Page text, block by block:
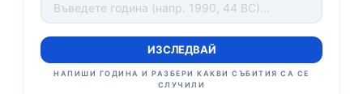
ИЗСЛЕДВАЙ
НАПИШИ ГОДИНА И РАЗБЕРИ КАКВИ СЪБИТИЯ СА СЕ
СЛУЧИЛИ